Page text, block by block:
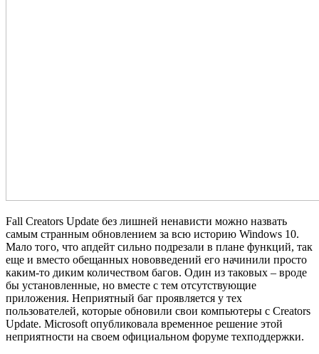
Fall Creators Update без лишней ненависти можно назвать
самым странным обновлением за всю историю Windows 10.
Мало того, что апдейт сильно подрезали в плане функций, так
еще и вместо обещанных нововведений его начинили просто
каким-то диким количеством багов. Один из таковых – вроде
бы установленные, но вместе с тем отсутствующие
приложения. Неприятный баг проявляется у тех
пользователей, которые обновили свои компьютеры с Creators
Update. Microsoft опубликовала временное решение этой
неприятности на своем официальном форуме техподдержки.